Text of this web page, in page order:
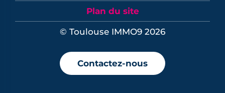
Plan du site
© Toulouse IMMO9 2026
Contactez-nous